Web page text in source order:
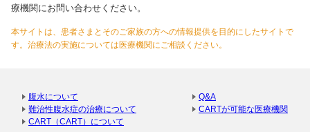
療機関にお問い合わせください。
本サイトは、患者さまとそのご家族の方への情報提供を目的にしたサイトで
す。治療法の実施については医療機関にご相談ください。
腹水について
難治性腹水症の治療について
CART（CART）について
Q&A
CARTが可能な医療機関